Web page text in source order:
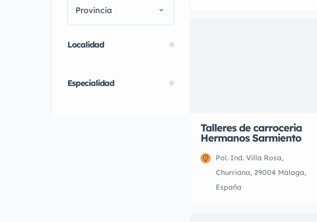
Provincia
Localidad
Especialidad
Talleres de carroceria
Hermanos Sarmiento
Pol. Ind. Villa Rosa,
Churriana, 29004 Málaga,
España